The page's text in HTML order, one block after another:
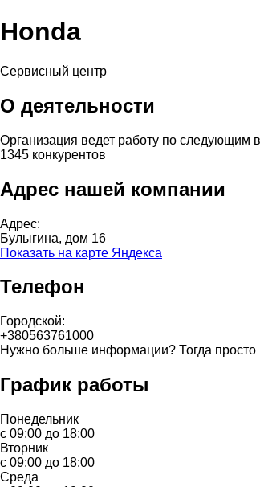
Honda
Сервисный центр
О деятельности
Организация ведет работу по следующим
1345 конкурентов
Адрес нашей компании
Адрес:
Булыгина, дом 16
Показать на карте Яндекса
Телефон
Городской:
+380563761000
Нужно больше информации? Тогда
График работы
Понедельник
с 09:00 до 18:00
Вторник
с 09:00 до 18:00
Среда